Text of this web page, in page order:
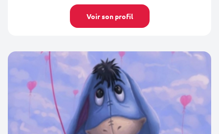
Voir son profil